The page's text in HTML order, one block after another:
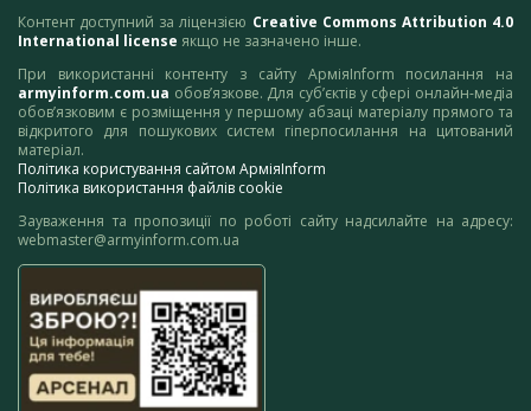
Контент доступний за ліцензією Creative Commons Attribution 4.0
International license якщо не зазначено інше.
При використанні контенту з сайту АрміяInform посилання на
armyinform.com.ua обов’язкове. Для суб’єктів у сфері онлайн-медіа
обов’язковим є розміщення у першому абзаці матеріалу прямого та
відкритого для пошукових систем гіперпосилання на цитований
матеріал.
Політика користування сайтом АрміяInform
Політика використання файлів cookie
Зауваження та пропозиції по роботі сайту надсилайте на адресу:
webmaster@armyinform.com.ua